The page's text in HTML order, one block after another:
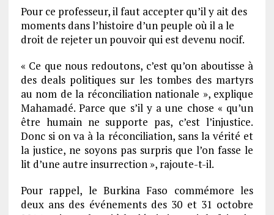
Pour ce professeur, il faut accepter qu’il y ait des
moments dans l’histoire d’un peuple où il a le
droit de rejeter un pouvoir qui est devenu nocif.
« Ce que nous redoutons, c’est qu’on aboutisse à
des deals politiques sur les tombes des martyrs
au nom de la réconciliation nationale », explique
Mahamadé. Parce que s’il y a une chose « qu’un
être humain ne supporte pas, c’est l’injustice.
Donc si on va à la réconciliation, sans la vérité et
la justice, ne soyons pas surpris que l’on fasse le
lit d’une autre insurrection », rajoute-t-il.
Pour rappel, le Burkina Faso commémore les
deux ans des événements des 30 et 31 octobre